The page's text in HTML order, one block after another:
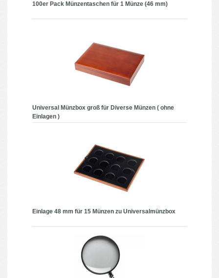
100er Pack Münzentaschen für 1 Münze (46 mm)
Universal Münzbox groß für Diverse Münzen ( ohne
Einlagen )
Einlage 48 mm für 15 Münzen zu Universalmünzbox